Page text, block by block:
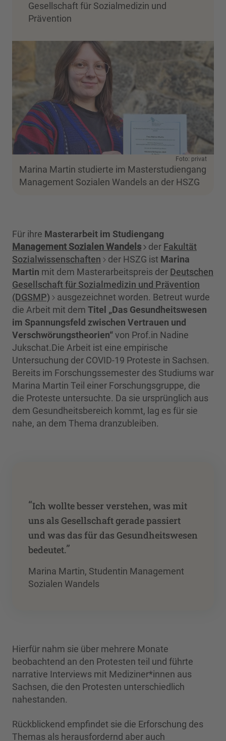
Gesellschaft für Sozialmedizin und
Prävention
Foto: privat
Marina Martin studierte im Masterstudiengang
Management Sozialen Wandels an der HSZG
Für ihre Masterarbeit im Studiengang
Management Sozialen Wandels
der Fakultät
Sozialwissenschaften
der HSZG ist Marina
Martin mit dem Masterarbeitspreis der Deutschen
Gesellschaft für Sozialmedizin und Prävention
(DGSMP)
ausgezeichnet worden. Betreut wurde
die Arbeit mit dem Titel „Das Gesundheitswesen
im Spannungsfeld zwischen Vertrauen und
Verschwörungstheorien“von Prof.in Nadine
Jukschat.Die Arbeit ist eine empirische
Untersuchung der COVID-19 Proteste in Sachsen.
Bereits im Forschungssemester des Studiums war
Marina Martin Teil einer Forschungsgruppe, die
die Proteste untersuchte. Da sie ursprünglich aus
dem Gesundheitsbereich kommt, lag es für sie
nahe, an dem Thema dranzubleiben.
“Ich wollte besser verstehen, was mit
uns als Gesellschaft gerade passiert
und was das für das Gesundheitswesen
bedeutet.”
Marina Martin, Studentin Management
Sozialen Wandels
Hierfür nahm sie über mehrere Monate
beobachtend an den Protesten teil und führte
narrative Interviews mit Mediziner*innen aus
Sachsen, die den Protesten unterschiedlich
nahestanden.
Rückblickend empfindet sie die Erforschung des
Themas als herausfordernd aber auch